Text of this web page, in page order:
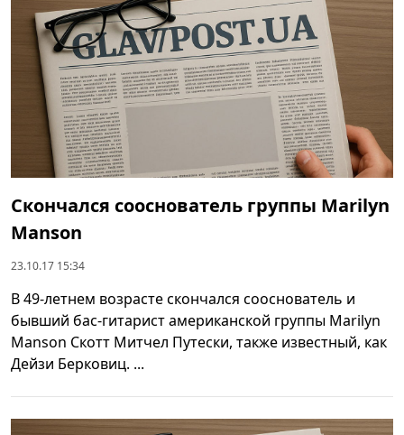
Скончался сооснователь группы Marilyn
Manson
23.10.17 15:34
В 49-летнем возрасте скончался сооснователь и
бывший бас-гитарист американской группы Marilyn
Manson Скотт Митчел Путески, также известный, как
Дейзи Берковиц. ...